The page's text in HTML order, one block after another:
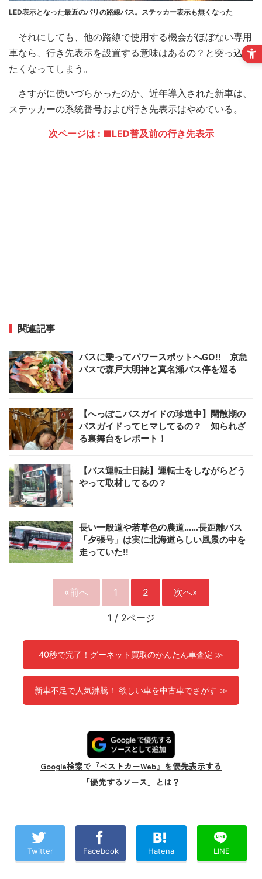
LED表示となった最近のパリの路線バス。ステッカー表示も無くなった
それにしても、他の路線で使用する機会がほぼない専用
車なら、行き先表示を設置する意味はあるの？と突っ込み
たくなってしまう。
さすがに使いづらかったのか、近年導入された新車は、
ステッカーの系統番号および行き先表示はやめている。
次ページは : ■LED普及前の行き先表示
関連記事
バスに乗ってパワースポットへGO!! 京急
バスで森戸大明神と真名瀬バス停を巡る
【へっぽこバスガイドの珍道中】閑散期の
バスガイドってヒマしてるの？ 知られざ
る裏舞台をレポート！
【バス運転士日誌】運転士をしながらどう
やって取材してるの？
長い一般道や若草色の農道……長距離バス
「夕張号」は実に北海道らしい風景の中を
走っていた!!
«前へ 1 2 次へ»
1 / 2ページ
40秒で完了！グーネット買取のかんたん車査定 ≫
新車不足で人気沸騰！ 欲しい車を中古車でさがす ≫
Google検索で『ベストカーWeb』を優先表示する
「優先するソース」とは？
Twitter Facebook Hatena LINE